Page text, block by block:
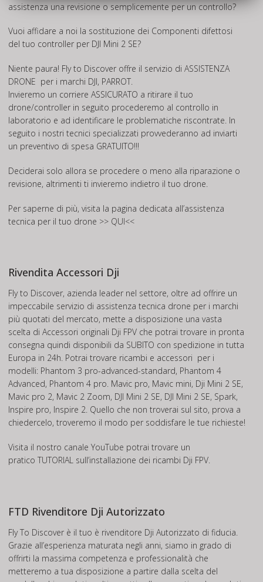
assistenza una revisione o semplicemente per un controllo?
Vuoi affidare a noi la sostituzione dei Componenti difettosi
del tuo controller per DJI Mini 2 SE?
Niente paura! Fly to Discover offre il servizio di ASSISTENZA
DRONE per i marchi DJI, PARROT.
Invieremo un corriere ASSICURATO a ritirare il tuo
drone/controller in seguito procederemo al controllo in
laboratorio e ad identificare le problematiche riscontrate. In
seguito i nostri tecnici specializzati provvederanno ad inviarti
un preventivo di spesa GRATUITO!!!
Deciderai solo allora se procedere o meno alla riparazione o
revisione, altrimenti ti invieremo indietro il tuo drone.
Per saperne di più, visita la pagina dedicata all’assistenza
tecnica per il tuo drone >> QUI<<
Rivendita Accessori Dji
Fly to Discover, azienda leader nel settore, oltre ad offrire un
impeccabile servizio di assistenza tecnica drone per i marchi
più quotati del mercato, mette a disposizione una vasta
scelta di Accessori originali Dji FPV che potrai trovare in pronta
consegna quindi disponibili da SUBITO con spedizione in tutta
Europa in 24h. Potrai trovare ricambi e accessori per i
modelli: Phantom 3 pro-advanced-standard, Phantom 4
Advanced, Phantom 4 pro. Mavic pro, Mavic mini, Dji Mini 2 SE,
Mavic pro 2, Mavic 2 Zoom, DJI Mini 2 SE, DJI Mini 2 SE, Spark,
Inspire pro, Inspire 2. Quello che non troverai sul sito, prova a
chiedercelo, troveremo il modo per soddisfare le tue richieste!
Visita il nostro canale YouTube potrai trovare un
pratico TUTORIAL sull’installazione dei ricambi Dji FPV.
FTD Rivenditore Dji Autorizzato
Fly To Discover è il tuo è rivenditore Dji Autorizzato di fiducia.
Grazie all’esperienza maturata negli anni, siamo in grado di
offrirti la massima competenza e professionalità che
metteremo a tua disposizione a partire dalla scelta del